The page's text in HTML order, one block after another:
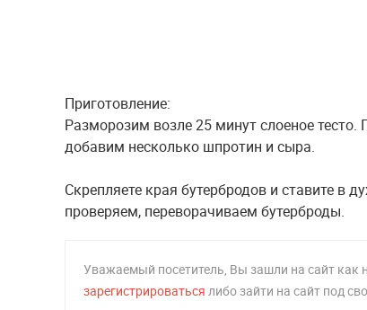
Приготовление:
Разморозим возле 25 минут слоеное
добавим несколько шпротин и сыра.
Скрепляете края бутербродов и ставите в
проверяем, переворачиваем бутерброды.
Уважаемый посетитель, Вы зашли на сайт
зарегистрироваться либо зайти на сайт под